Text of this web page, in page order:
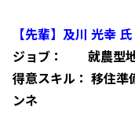
【先輩】及川 光幸
ジョブ： 就農型地
得意スキル： 移住準
ンネ